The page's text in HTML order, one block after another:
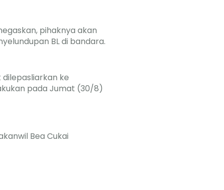
pihaknya akan
BL di bandara.
ke
pada Jumat (30/8)
Bea Cukai